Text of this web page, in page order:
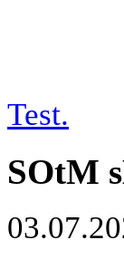
Test.
SOtM